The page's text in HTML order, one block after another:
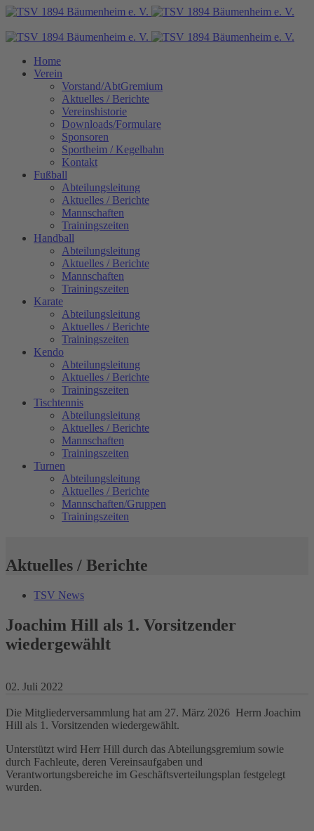
Home
Verein
Vorstand/AbtGremium
Aktuelles / Berichte
Vereinshistorie
Downloads/Formulare
Sponsoren
Sportheim / Kegelbahn
Kontakt
Fußball
Abteilungsleitung
Aktuelles / Berichte
Mannschaften
Trainingszeiten
Handball
Abteilungsleitung
Aktuelles / Berichte
Mannschaften
Trainingszeiten
Karate
Abteilungsleitung
Aktuelles / Berichte
Trainingszeiten
Kendo
Abteilungsleitung
Aktuelles / Berichte
Trainingszeiten
Tischtennis
Abteilungsleitung
Aktuelles / Berichte
Mannschaften
Trainingszeiten
Turnen
Abteilungsleitung
Aktuelles / Berichte
Mannschaften/Gruppen
Trainingszeiten
Aktuelles / Berichte
TSV News
Joachim Hill als 1. Vorsitzender
wiedergewählt
02. Juli 2022
Die Mitgliederversammlung hat am 27. März 2026 Herrn Joachim
Hill als 1. Vorsitzenden wiedergewählt.
Unterstützt wird Herr Hill durch das Abteilungsgremium sowie
durch Fachleute, deren Vereinsaufgaben und
Verantwortungsbereiche im Geschäftsverteilungsplan festgelegt
wurden.